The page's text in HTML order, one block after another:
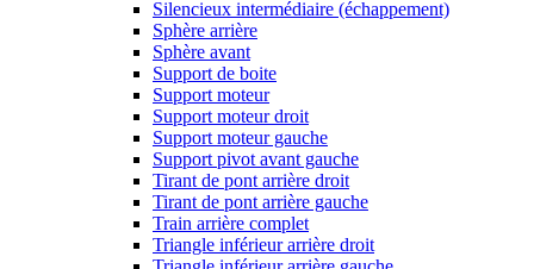
Silencieux intermédiaire (échappement)
Sphère arrière
Sphère avant
Support de boite
Support moteur
Support moteur droit
Support moteur gauche
Support pivot avant gauche
Tirant de pont arrière droit
Tirant de pont arrière gauche
Train arrière complet
Triangle inférieur arrière droit